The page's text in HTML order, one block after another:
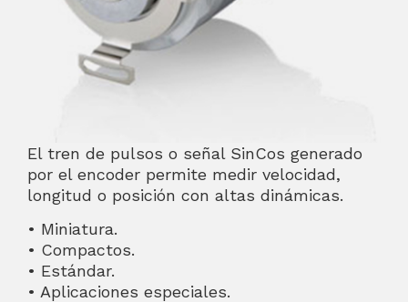
El tren de pulsos o señal SinCos generado
por el encoder permite medir velocidad,
longitud o posición con altas dinámicas.
• Miniatura.
• Compactos.
• Estándar.
• Aplicaciones especiales.